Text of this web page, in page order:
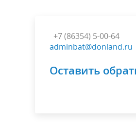
Электронное
Антинаркотическая
Оценка регулирующего
+7 (86354) 5-00-64
adminbat@donland.ru
Оставить